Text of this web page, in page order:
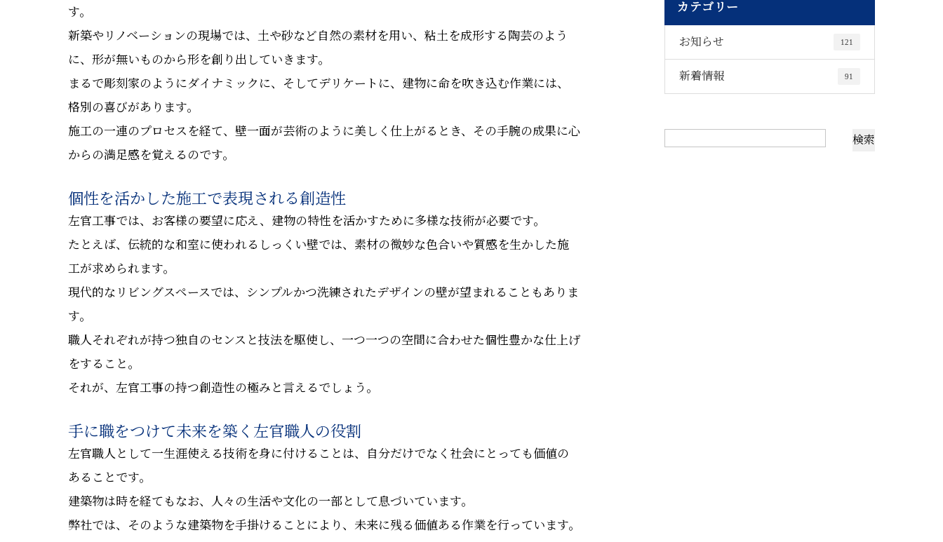
す。
新築やリノベーションの現場では、土や砂など自然の素材を用い、粘土を成形する陶芸のよう
に、形が無いものから形を創り出していきます。
まるで彫刻家のようにダイナミックに、そしてデリケートに、建物に命を吹き込む作業には、
格別の喜びがあります。
施工の一連のプロセスを経て、壁一面が芸術のように美しく仕上がるとき、その手腕の成果に心
からの満足感を覚えるのです。
個性を活かした施工で表現される創造性
左官工事では、お客様の要望に応え、建物の特性を活かすために多様な技術が必要です。
たとえば、伝統的な和室に使われるしっくい壁では、素材の微妙な色合いや質感を生かした施
工が求められます。
現代的なリビングスペースでは、シンプルかつ洗練されたデザインの壁が望まれることもありま
す。
職人それぞれが持つ独自のセンスと技法を駆使し、一つ一つの空間に合わせた個性豊かな仕上げ
をすること。
それが、左官工事の持つ創造性の極みと言えるでしょう。
手に職をつけて未来を築く左官職人の役割
左官職人として一生涯使える技術を身に付けることは、自分だけでなく社会にとっても価値の
あることです。
建築物は時を経てもなお、人々の生活や文化の一部として息づいています。
弊社では、そのような建築物を手掛けることにより、未来に残る価値ある作業を行っています。
カテゴリー
お知らせ 121
新着情報 91